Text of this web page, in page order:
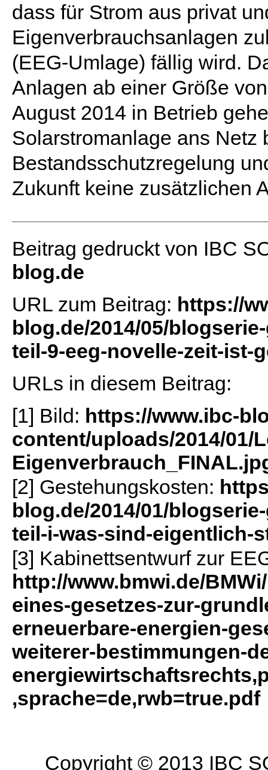
dass für Strom aus privat
Eigenverbrauchsanlagen
(EEG-Umlage) fällig wird.
Anlagen ab einer Größe
August 2014 in Betrieb
Solarstromanlage ans Netz
Bestandsschutzregelung
Zukunft keine zusätzlichen
Beitrag gedruckt von IBC
blog.de
URL zum Beitrag: https://
blog.de/2014/05/
teil-9-eeg-novelle-zeit-ist-
URLs in diesem Beitrag:
[1] Bild: https://www.ibc-
content/uploads/2014/01/
[2] Gestehungskosten:
blog.de/2014/01/
teil-i-was-sind-eigentlich-
[3] Kabinettsentwurf zur
http://www.bmwi.de/
eines-gesetzes-zur-
erneuerbare-energien-
weiterer-bestimmungen-
,sprache=de,rwb=true.pdf
Copyright © 2013 IBC